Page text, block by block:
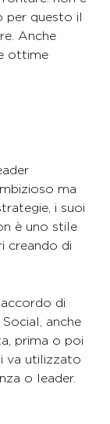
per questo il
Anche
ottime
ma
i suoi
è uno stile
creando di
di
anche
prima o poi
va utilizzato
o leader.